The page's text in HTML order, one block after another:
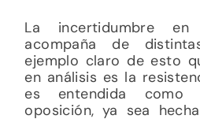
La incertidumbre
acompaña de
ejemplo claro de esto
en análisis es la
es entendida
oposición, ya sea